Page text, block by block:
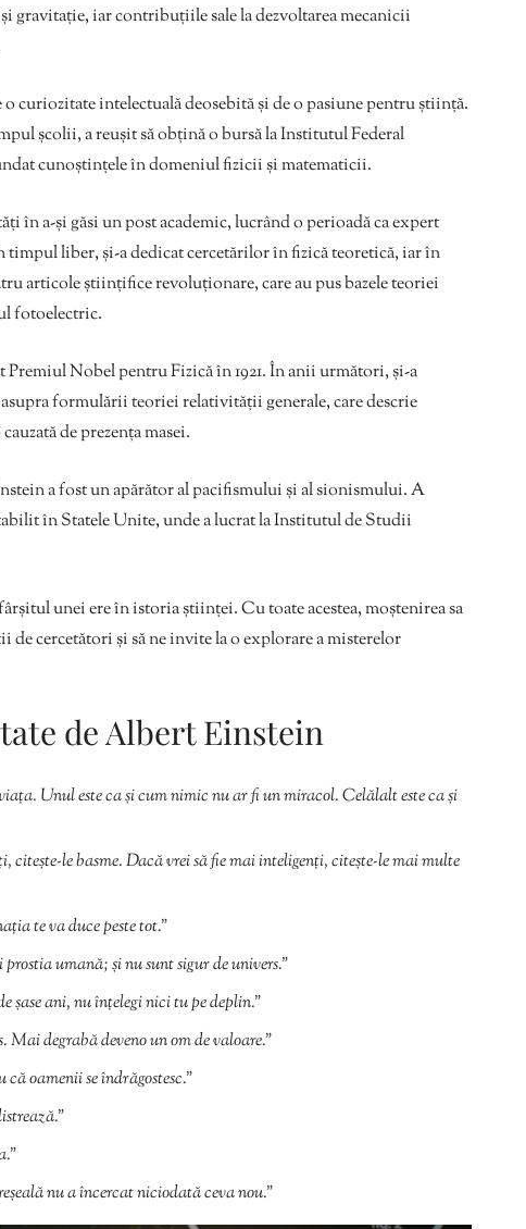
gravitație, iar contribuțiile sale la dezvoltarea mecanicii
curiozitate intelectuală deosebită și de o pasiune pentru știință.
școlii, a reușit să obțină o bursă la Institutul Federal
cunoștințele în domeniul fizicii și matematicii.
în a-și găsi un post academic, lucrând o perioadă ca expert
timpul liber, și-a dedicat cercetărilor în fizică teoretică, iar în
articole științifice revoluționare, care au pus bazele teoriei
fotoelectric.
Nobel pentru Fizică în 1921. În anii următori, și-a
formulării teoriei relativității generale, care descrie
de prezența masei.
a fost un apărător al pacifismului și al sionismului. A
în Statele Unite, unde a lucrat la Institutul de Studii
unei ere în istoria științei. Cu toate acestea, moștenirea sa
de cercetători și să ne invite la o explorare a misterelor
de Albert Einstein
Unul este ca și cum nimic nu ar fi un miracol. Celălalt este ca și
citește-le basme. Dacă vrei să fie mai inteligenți, citește-le mai multe
te va duce peste tot.”
umană; și nu sunt sigur de univers.”
șase ani, nu înțelegi nici tu pe deplin.”
Mai degrabă deveno un om de valoare.”
oamenii se îndrăgostesc.”
nu a încercat niciodată ceva nou.”